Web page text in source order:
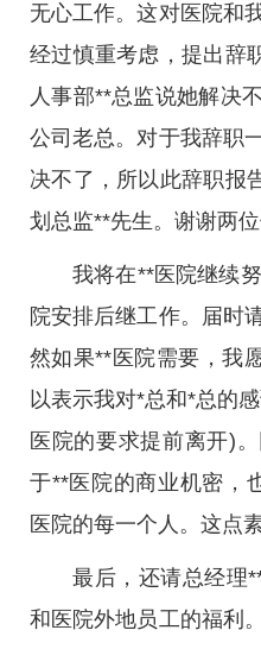
无心工作。这对医院和
经过慎重考虑，提出辞
人事部**总监说她解决
公司老总。对于我辞职
决不了，所以此辞职报
划总监**先生。谢谢两
我将在**医院继续
院安排后继工作。届时
然如果**医院需要，我
以表示我对*总和*总的
医院的要求提前离开)
于**医院的商业机密，
医院的每一个人。这点
最后，还请总经理
和医院外地员工的福利